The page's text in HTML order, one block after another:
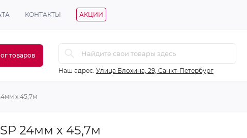
КОНТАКТЫ АКЦИИ
товаров
Наш адрес: Улица Блохина, 29, Санкт-Петербург
х 45,7м
24мм х 45,7м